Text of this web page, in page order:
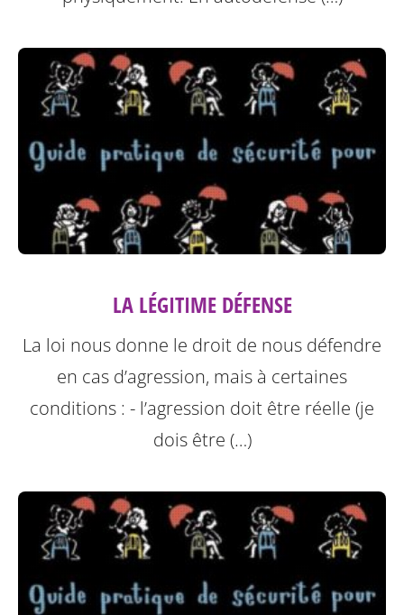
LA LÉGITIME DÉFENSE
La loi nous donne le droit de nous défendre
en cas d’agression, mais à certaines
conditions : - l’agression doit être réelle (je
dois être (…)